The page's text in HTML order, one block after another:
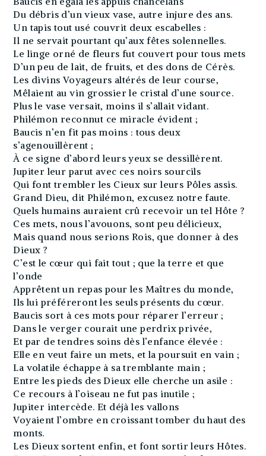
Du débris d’un vieux vase, autre injure des ans.
Un tapis tout usé couvrit deux escabelles :
Il ne servait pourtant qu’aux fêtes solennelles.
Le linge orné de fleurs fut couvert pour tous mets
D’un peu de lait, de fruits, et des dons de Cérès.
Les divins Voyageurs altérés de leur course,
Mêlaient au vin grossier le cristal d’une source.
Plus le vase versait, moins il s’allait vidant.
Philémon reconnut ce miracle évident ;
Baucis n’en fit pas moins : tous deux
s’agenouillèrent ;
À ce signe d’abord leurs yeux se dessillèrent.
Jupiter leur parut avec ces noirs sourcils
Qui font trembler les Cieux sur leurs Pôles assis.
Grand Dieu, dit Philémon, excusez notre faute.
Quels humains auraient crû recevoir un tel Hôte ?
Ces mets, nous l’avouons, sont peu délicieux,
Mais quand nous serions Rois, que donner à des
Dieux ?
C’est le cœur qui fait tout ; que la terre et que
l’onde
Apprêtent un repas pour les Maîtres du monde,
Ils lui préféreront les seuls présents du cœur.
Baucis sort à ces mots pour réparer l’erreur ;
Dans le verger courait une perdrix privée,
Et par de tendres soins dès l’enfance élevée :
Elle en veut faire un mets, et la poursuit en vain ;
La volatile échappe à sa tremblante main ;
Entre les pieds des Dieux elle cherche un asile :
Ce recours à l’oiseau ne fut pas inutile ;
Jupiter intercède. Et déjà les vallons
Voyaient l’ombre en croissant tomber du haut des
monts.
Les Dieux sortent enfin, et font sortir leurs Hôtes.